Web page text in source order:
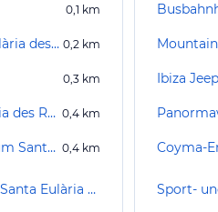
0,1 km
Altes Rathaus Santa Eulària des Riu 0,2 km
0,3 km
Yachthafen Santa Eulària des Riu 0,4 km
Ethnografisches Museum Santa Eulalia del Río 0,4 km
Sehenswürdigkeiten in Santa Eulària des Riu
Ibiza
Coyma-